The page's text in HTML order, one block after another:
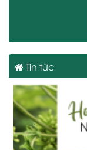
Tin tức